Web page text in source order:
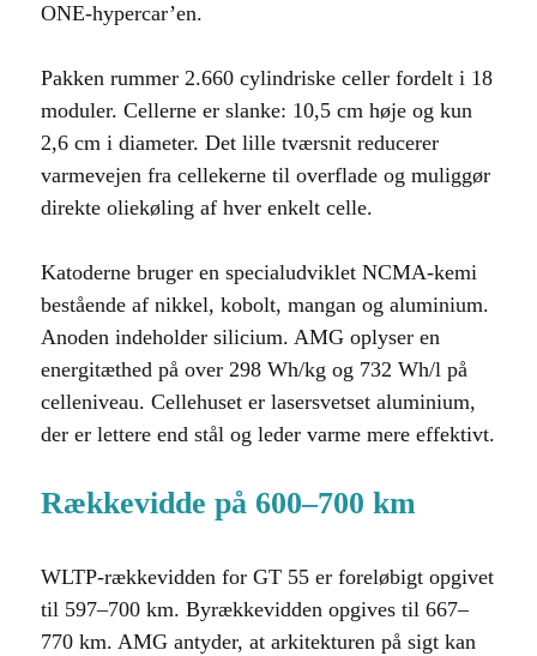
ONE-hypercar’en.
Pakken rummer 2.660 cylindriske celler fordelt i 18
moduler. Cellerne er slanke: 10,5 cm høje og kun
2,6 cm i diameter. Det lille tværsnit reducerer
varmevejen fra cellekerne til overflade og muliggør
direkte oliekøling af hver enkelt celle.
Katoderne bruger en specialudviklet NCMA-kemi
bestående af nikkel, kobolt, mangan og aluminium.
Anoden indeholder silicium. AMG oplyser en
energitæthed på over 298 Wh/kg og 732 Wh/l på
celleniveau. Cellehuset er lasersvetset aluminium,
der er lettere end stål og leder varme mere effektivt.
Rækkevidde på 600–700 km
WLTP-rækkevidden for GT 55 er foreløbigt opgivet
til 597–700 km. Byrækkevidden opgives til 667–
770 km. AMG antyder, at arkitekturen på sigt kan